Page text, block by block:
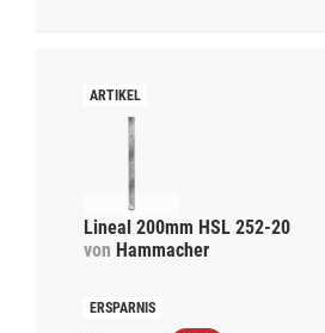
Lineal 200mm HSL 252-20
von Hammacher